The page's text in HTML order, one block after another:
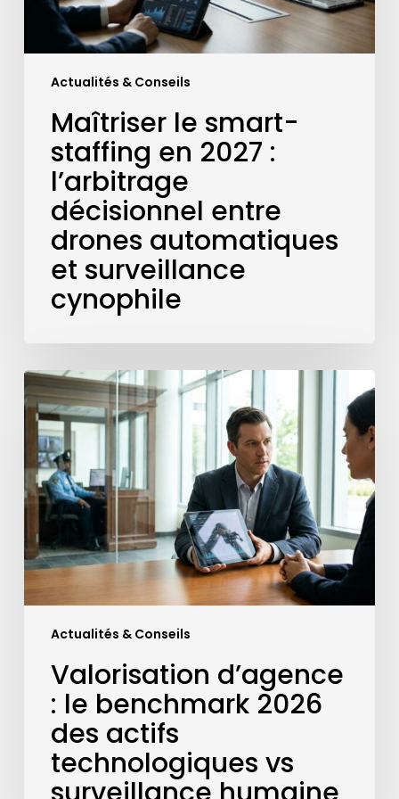
Actualités & Conseils
entre
drones
cynophile
Maîtriser le smart-
staffing en 2027 :
l’arbitrage
décisionnel entre
drones automatiques
et surveillance
cynophile
Actualités & Conseils
Valorisation
d’agence
benchmark
2026
des
actifs
technologiques
vs
surveillance
Valorisation d’agence
: le benchmark 2026
des actifs
technologiques vs